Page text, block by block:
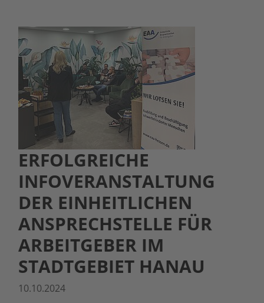
ERFOLGREICHE
INFOVERANSTALTUNG
DER EINHEITLICHEN
ANSPRECHSTELLE FÜR
ARBEITGEBER IM
STADTGEBIET HANAU
10.10.2024